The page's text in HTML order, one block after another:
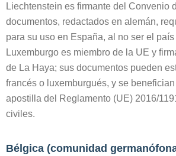
Liechtenstein es firmante del Convenio
documentos, redactados en alemán,
para su uso en España, al no ser el
Luxemburgo es miembro de la UE y
de La Haya; sus documentos pueden
francés o luxemburgués, y se
apostilla del Reglamento (UE) 2016/
civiles.
Bélgica (comunidad